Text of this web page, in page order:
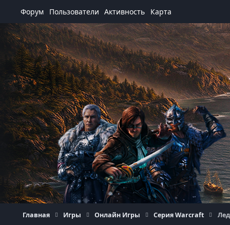
Форум Пользователи Активность Карта
Главная Игры Онлайн Игры Серия Warcraft